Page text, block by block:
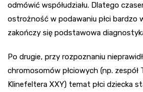
odmówić współudziału. Dlatego
ostrożność w podawaniu płci bardzo
zakończy się podstawowa
Po drugie, przy rozpoznaniu
chromosomów płciowych (np. zespół
Klinefeltera XXY) temat płci dziecka